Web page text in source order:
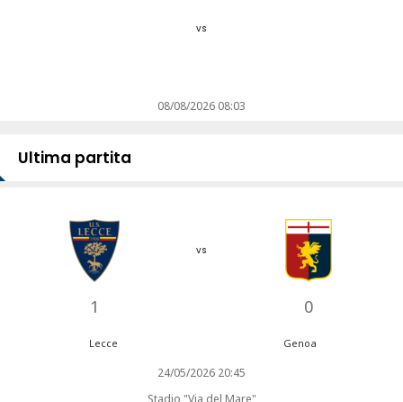
vs
08/08/2026 08:03
Ultima partita
1
vs
0
Lecce Genoa
24/05/2026 20:45
Stadio "Via del Mare"